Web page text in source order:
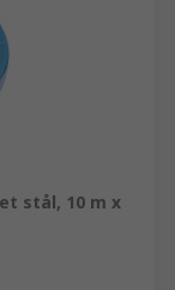
stål, 10 m x